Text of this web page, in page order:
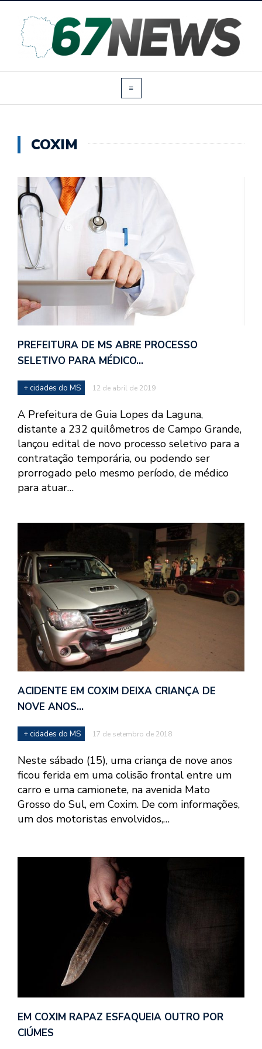
COXIM
PREFEITURA DE MS ABRE PROCESSO
SELETIVO PARA MÉDICO…
+ cidades do MS 12 de abril de 2019
A Prefeitura de Guia Lopes da Laguna,
distante a 232 quilômetros de Campo Grande,
lançou edital de novo processo seletivo para a
contratação temporária, ou podendo ser
prorrogado pelo mesmo período, de médico
para atuar…
ACIDENTE EM COXIM DEIXA CRIANÇA DE
NOVE ANOS…
+ cidades do MS 17 de setembro de 2018
Neste sábado (15), uma criança de nove anos
ficou ferida em uma colisão frontal entre um
carro e uma camionete, na avenida Mato
Grosso do Sul, em Coxim. De com informações,
um dos motoristas envolvidos,…
EM COXIM RAPAZ ESFAQUEIA OUTRO POR
CIÚMES